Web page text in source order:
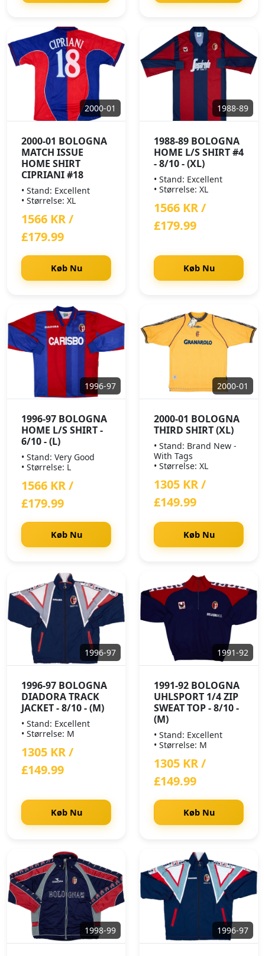
2000-01
2000-01 BOLOGNA
MATCH ISSUE
HOME SHIRT
CIPRIANI #18
• Stand: Excellent
• Størrelse: XL
1566 KR /
£179.99
Køb Nu
1988-89
1988-89 BOLOGNA
HOME L/S SHIRT #4
- 8/10 - (XL)
• Stand: Excellent
• Størrelse: XL
1566 KR /
£179.99
Køb Nu
1996-97
1996-97 BOLOGNA
HOME L/S SHIRT -
6/10 - (L)
• Stand: Very Good
• Størrelse: L
1566 KR /
£179.99
Køb Nu
2000-01
2000-01 BOLOGNA
THIRD SHIRT (XL)
• Stand: Brand New -
With Tags
• Størrelse: XL
1305 KR /
£149.99
Køb Nu
1996-97
1996-97 BOLOGNA
DIADORA TRACK
JACKET - 8/10 - (M)
• Stand: Excellent
• Størrelse: M
1305 KR /
£149.99
Køb Nu
1991-92
1991-92 BOLOGNA
UHLSPORT 1/4 ZIP
SWEAT TOP - 8/10 -
(M)
• Stand: Excellent
• Størrelse: M
1305 KR /
£149.99
Køb Nu
1998-99 1996-97